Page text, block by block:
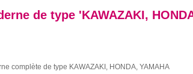
de type 'KAWAZAKI,
complète de type KAWAZAKI, HONDA, YAMAHA